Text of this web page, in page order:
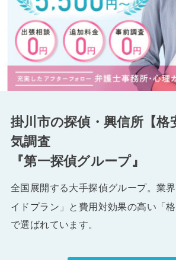
掛川市の探偵・興信所【格
気調査
『第一探偵グループ』
全国展開する大手探偵グループ。業
イドプラン」と費用対効果の高い「
で選ばれています。